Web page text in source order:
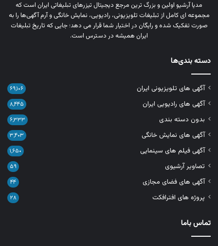
مدیا آرشیو اولین و بزرگ‌ ترین مرجع دیجیتال تیزرهای تبلیغاتی ایران است که
مجموعه‌ ای کامل از تبلیغات تلویزیونی، رادیویی، نمایش خانگی و آرم‌ آگهی‌ها را به‌
صورت تفکیک‌ شده و رایگان در اختیار شما قرار می‌ دهد؛ جایی که تاریخ تبلیغات
ایران همیشه در دسترس است.
دسته بندی‌ها
آگهی های تلویزیونی ایران ۶۹,۱۰۶
آگهی های رادیویی ایران ۸,۴۴۵
بدون دسته بندی ۶,۳۳۳
آگهی های نمایش خانگی ۳,۴۰۳
آگهی فیلم های سینمایی ۱,۶۵۰
تصاویر آرشیوی ۵۹
آگهی های فضای مجازی ۴۴
پروژه های افترافکت ۲۸
تماس باما